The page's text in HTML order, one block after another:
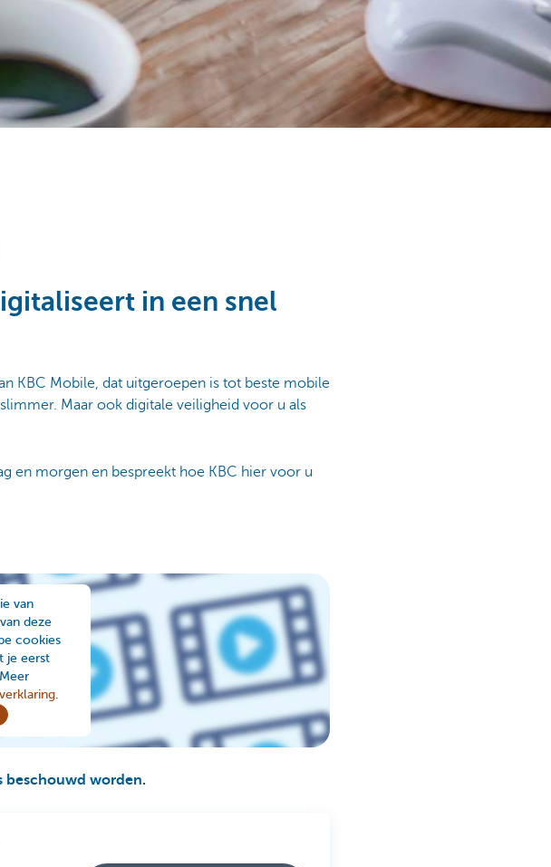
in een snel
KBC Mobile, dat uitgeroepen is tot beste mobile
Maar ook digitale veiligheid voor u als
en morgen en bespreekt hoe KBC hier voor u
van
deze
cookies
je eerst
.
beschouwd worden.